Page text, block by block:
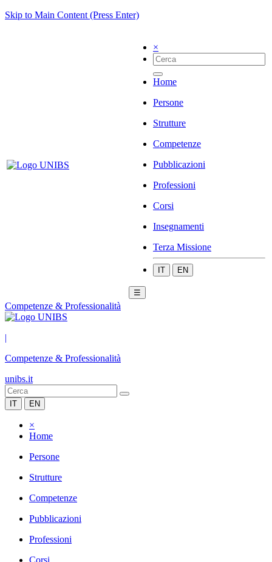
Skip to Main Content (Press Enter)
×
Home
Persone
Strutture
Competenze
Pubblicazioni
Professioni
Corsi
Insegnamenti
Terza Missione
IT EN
☰
Competenze & Professionalità
|
Competenze & Professionalità
unibs.it
IT EN
×
Home
Persone
Strutture
Competenze
Pubblicazioni
Professioni
Corsi